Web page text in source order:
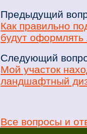
Предыдущий
Как правильно
будут
Следующий
Мой участок
ландшафтный
Все вопросы и